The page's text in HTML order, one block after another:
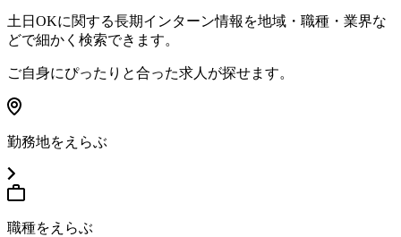
土日OKに関する長期インターン情報を地域・職種・業界な
どで細かく検索できます。
ご自身にぴったりと合った求人が探せます。
勤務地をえらぶ
職種をえらぶ